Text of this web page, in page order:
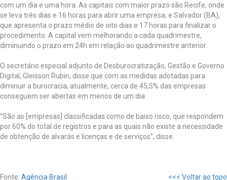
com um dia e uma hora. As capitais com maior prazo são Recife, onde
se leva três dias e 16 horas para abrir uma empresa, e Salvador (BA),
que apresenta o prazo médio de oito dias e 17 horas para finalizar o
procedimento. A capital vem melhorando a cada quadrimestre,
diminuindo o prazo em 24h em relação ao quadrimestre anterior.
O secretário especial adjunto de Desburocratização, Gestão e Governo
Digital, Gleisson Rubin, disse que com as medidas adotadas para
diminuir a burocracia, atualmente, cerca de 45,5% das empresas
conseguem ser abertas em menos de um dia.
“São as [empresas] classificadas como de baixo risco, que respondem
por 60% do total de registros e para as quais não existe a necessidade
de obtenção de alvarás e licenças e de serviços”, disse.
Fonte: Agência Brasil <<< Voltar ao topo